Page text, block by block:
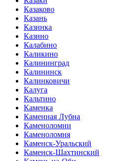
Казаково
Казань
Казинка
Казино
Калабино
Каликино
Калининград
Калининск
Калинковичи
Калуга
Кальтино
Каменка
Каменная Лубна
Каменоломни
Каменоломня
Каменск-Уральский
Каменск-Шахтинский